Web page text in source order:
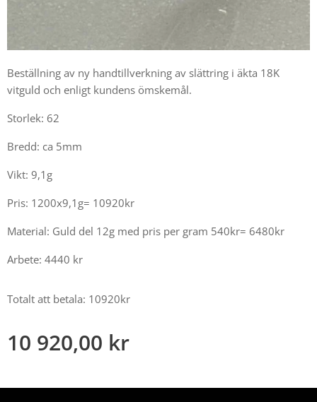
Beställning av ny handtillverkning av slättring i äkta 18K
vitguld och enligt kundens ömskemål.
Storlek: 62
Bredd: ca 5mm
Vikt: 9,1g
Pris: 1200x9,1g= 10920kr
Material: Guld del 12g med pris per gram 540kr= 6480kr
Arbete: 4440 kr
Totalt att betala: 10920kr
10 920,00 kr